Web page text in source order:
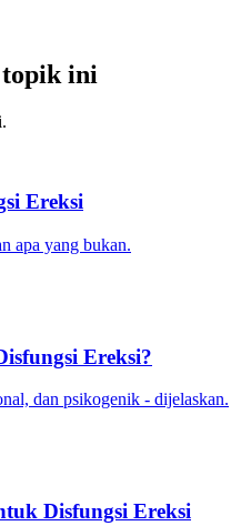
ini
Ereksi
apa yang bukan.
Ereksi?
dan psikogenik - dijelaskan.
Disfungsi Ereksi